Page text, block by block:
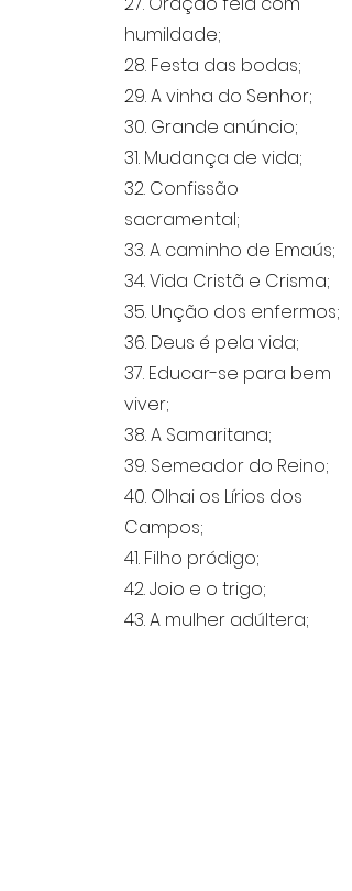
humildade;
28. Festa das bodas;
29. A vinha do Senhor;
30. Grande anúncio;
31. Mudança de vida;
32. Confissão
sacramental;
33. A caminho de Emaús;
34. Vida Cristã e Crisma;
35. Unção dos enfermos;
36. Deus é pela vida;
37. Educar-se para bem
viver;
38. A Samaritana;
39. Semeador do Reino;
40. Olhai os Lírios dos
Campos;
41. Filho pródigo;
42. Joio e o trigo;
43. A mulher adúltera;